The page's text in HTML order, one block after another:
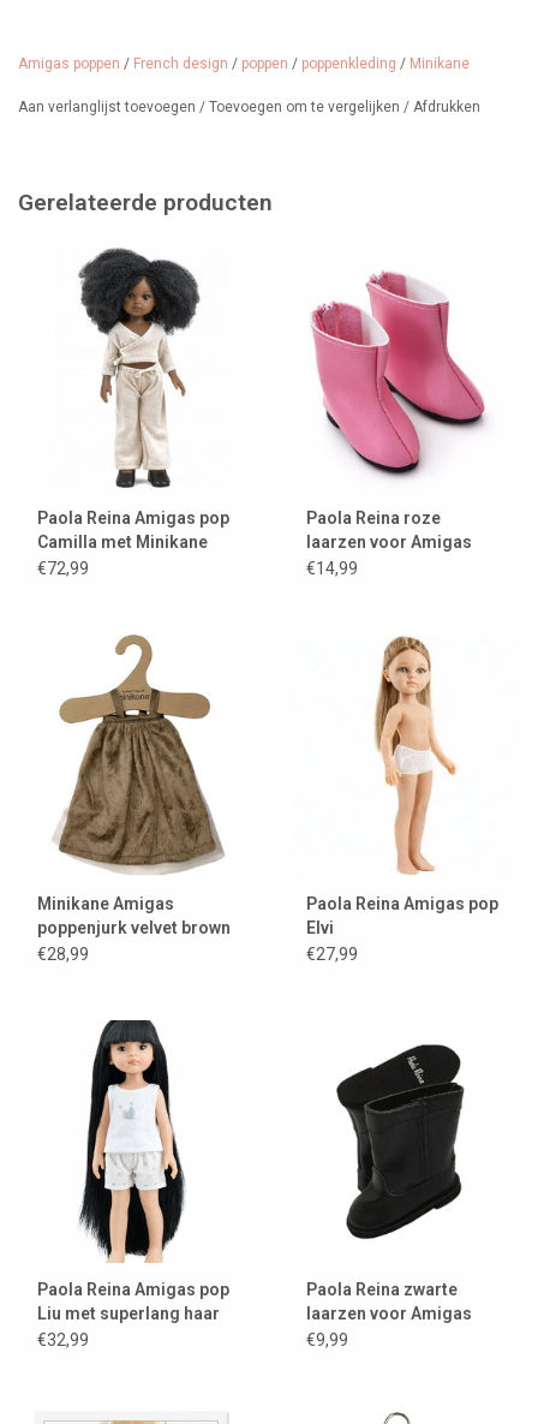
De jurk is verpakt in een ziplockzakje met het Minikane-logo.
Amigas poppen / French design / poppen / poppenkleding / Minikane
Aan verlanglijst toevoegen / Toevoegen om te vergelijken / Afdrukken
Gerelateerde producten
Paola Reina Amigas pop
Camilla met Minikane
kleding en schoenen
€72,99
Paola Reina roze
laarzen voor Amigas
poppen
€14,99
Minikane Amigas
poppenjurk velvet brown
met Minikane
€28,99
Paola Reina Amigas pop
Elvi
€27,99
Paola Reina Amigas pop
Liu met superlang haar
€32,99
Paola Reina zwarte
laarzen voor Amigas
poppen
€9,99